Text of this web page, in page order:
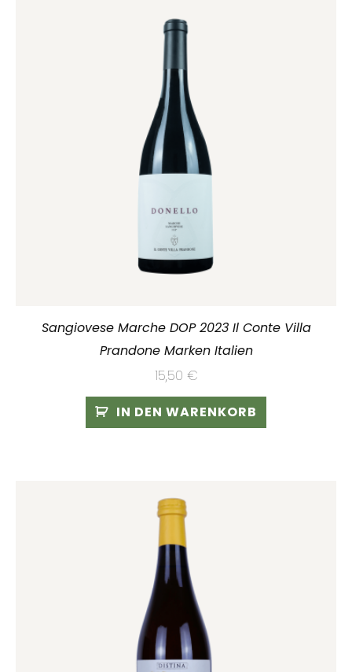
Sangiovese Marche DOP 2023 Il Conte Villa
Prandone Marken Italien
15,50 €
IN DEN WARENKORB